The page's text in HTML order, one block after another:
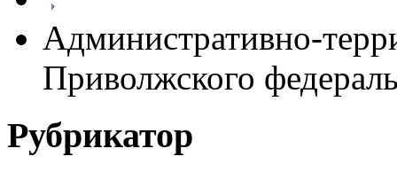
Административно-
Приволжского
Рубрикатор